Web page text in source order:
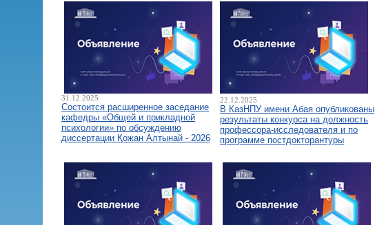
31.12.2025
Состоится расширенное заседание
кафедры «Общей и прикладной
психологии» по обсуждению
диссертации Қожан Алтынай - 2026
22.12.2025
В КазНПУ имени Абая опубликованы
результаты конкурса на должность
профессора-исследователя и по
программе постдокторантуры